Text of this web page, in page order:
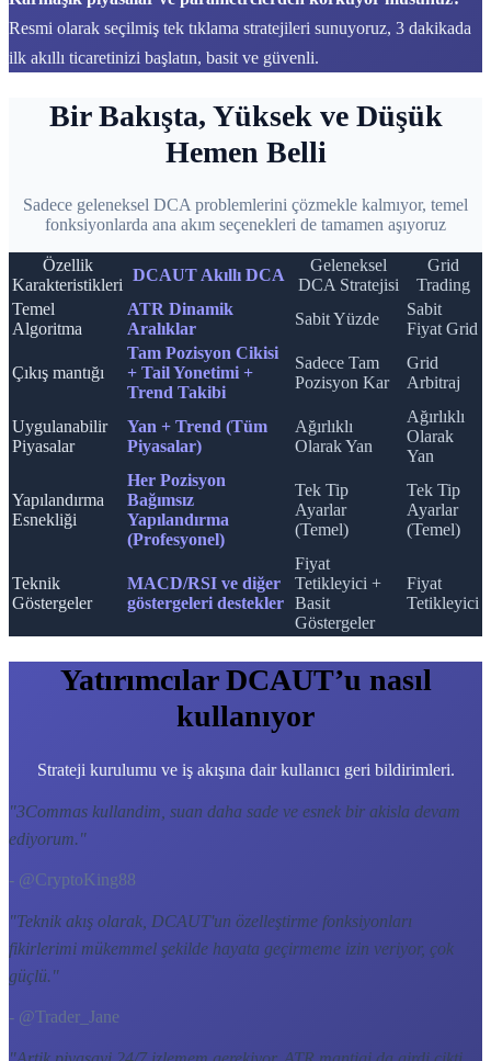
Resmi olarak seçilmiş tek tıklama stratejileri sunuyoruz, 3 dakikada
ilk akıllı ticaretinizi başlatın, basit ve güvenli.
Bir Bakışta, Yüksek ve Düşük
Hemen Belli
Sadece geleneksel DCA problemlerini çözmekle kalmıyor, temel
fonksiyonlarda ana akım seçenekleri de tamamen aşıyoruz
Özellik
Karakteristikleri
DCAUT Akıllı DCA
Geleneksel
DCA Stratejisi
Grid
Trading
Temel
Algoritma
ATR Dinamik
Aralıklar
Sabit Yüzde
Sabit
Fiyat Grid
Çıkış mantığı
Tam Pozisyon Cikisi
+ Tail Yonetimi +
Trend Takibi
Sadece Tam
Pozisyon Kar
Grid
Arbitraj
Uygulanabilir
Piyasalar
Yan + Trend (Tüm
Piyasalar)
Ağırlıklı
Olarak Yan
Ağırlıklı
Olarak
Yan
Yapılandırma
Esnekliği
Her Pozisyon
Bağımsız
Yapılandırma
(Profesyonel)
Tek Tip
Ayarlar
(Temel)
Tek Tip
Ayarlar
(Temel)
Teknik
Göstergeler
MACD/RSI ve diğer
göstergeleri destekler
Fiyat
Tetikleyici +
Basit
Göstergeler
Fiyat
Tetikleyici
Yatırımcılar DCAUT’u nasıl
kullanıyor
Strateji kurulumu ve iş akışına dair kullanıcı geri bildirimleri.
"3Commas kullandim, suan daha sade ve esnek bir akisla devam
ediyorum."
- @CryptoKing88
"Teknik akış olarak, DCAUT'un özelleştirme fonksiyonları
fikirlerimi mükemmel şekilde hayata geçirmeme izin veriyor, çok
güçlü."
- @Trader_Jane